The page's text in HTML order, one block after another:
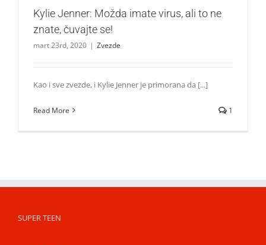
Kylie Jenner: Možda imate virus, ali to ne
znate, čuvajte se!
mart 23rd, 2020 | Zvezde
Kao i sve zvezde, i Kylie Jenner je primorana da [...]
Read More 1
SUPER TEEN